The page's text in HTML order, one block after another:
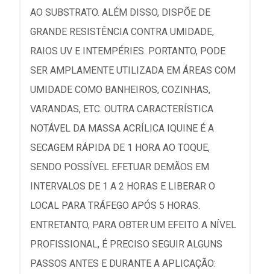
AO SUBSTRATO. ALÉM DISSO, DISPÕE DE
GRANDE RESISTÊNCIA CONTRA UMIDADE,
RAIOS UV E INTEMPÉRIES. PORTANTO, PODE
SER AMPLAMENTE UTILIZADA EM ÁREAS COM
UMIDADE COMO BANHEIROS, COZINHAS,
VARANDAS, ETC. OUTRA CARACTERÍSTICA
NOTÁVEL DA MASSA ACRÍLICA IQUINE É A
SECAGEM RÁPIDA DE 1 HORA AO TOQUE,
SENDO POSSÍVEL EFETUAR DEMÃOS EM
INTERVALOS DE 1 A 2 HORAS E LIBERAR O
LOCAL PARA TRÁFEGO APÓS 5 HORAS.
ENTRETANTO, PARA OBTER UM EFEITO A NÍVEL
PROFISSIONAL, É PRECISO SEGUIR ALGUNS
PASSOS ANTES E DURANTE A APLICAÇÃO: